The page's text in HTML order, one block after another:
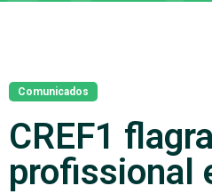
Comunicados
CREF1
profissional